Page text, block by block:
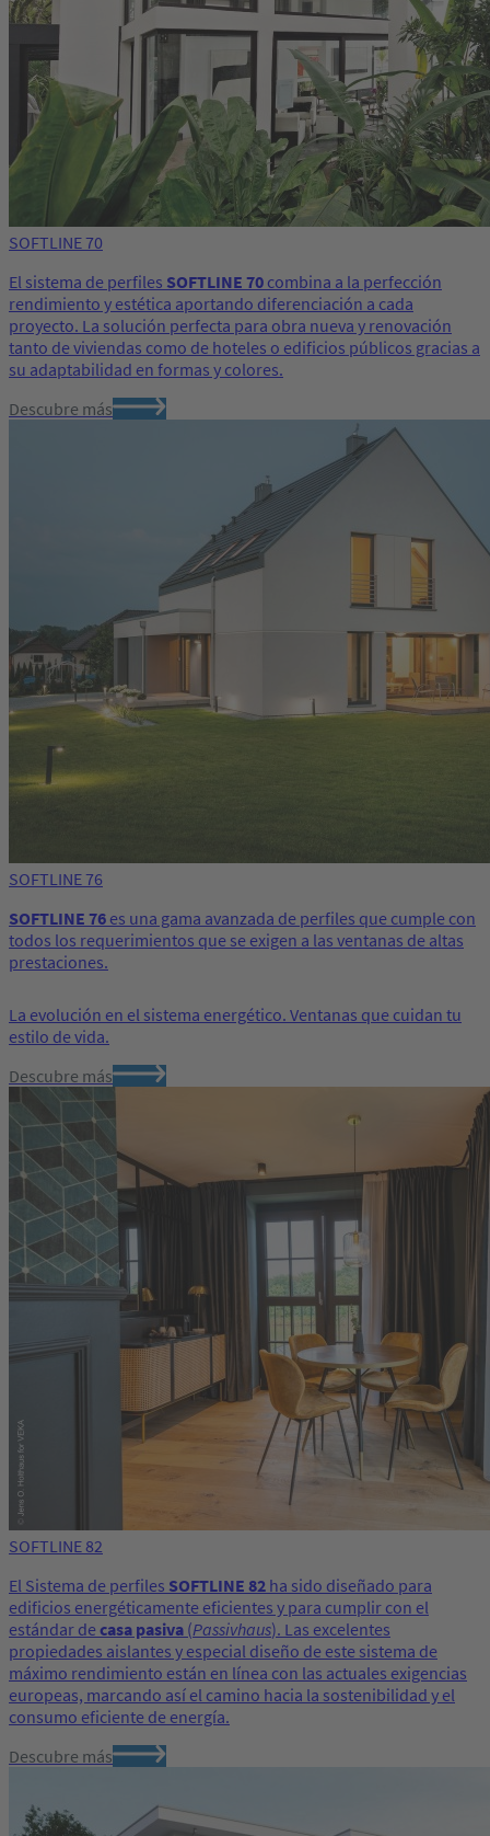
SOFTLINE 70
El sistema de perfiles SOFTLINE 70 combina a la perfección
rendimiento y estética aportando diferenciación a cada
proyecto. La solución perfecta para obra nueva y renovación
tanto de viviendas como de hoteles o edificios públicos gracias a
su adaptabilidad en formas y colores.
Descubre más
SOFTLINE 76
SOFTLINE 76 es una gama avanzada de perfiles que cumple con
todos los requerimientos que se exigen a las ventanas de altas
prestaciones.
La evolución en el sistema energético. Ventanas que cuidan tu
estilo de vida.
Descubre más
SOFTLINE 82
El Sistema de perfiles SOFTLINE 82 ha sido diseñado para
edificios energéticamente eficientes y para cumplir con el
estándar decasa pasiva (Passivhaus). Las excelentes
propiedades aislantes y especial diseño de este sistema de
máximo rendimiento están en línea con las actuales exigencias
europeas, marcando así el camino hacia la sostenibilidad y el
consumo eficiente de energía.
Descubre más